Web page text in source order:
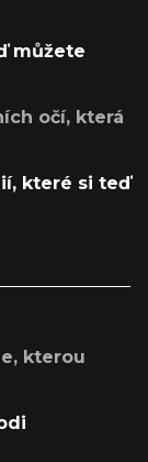
můžete
očí, která
které si teď
kterou